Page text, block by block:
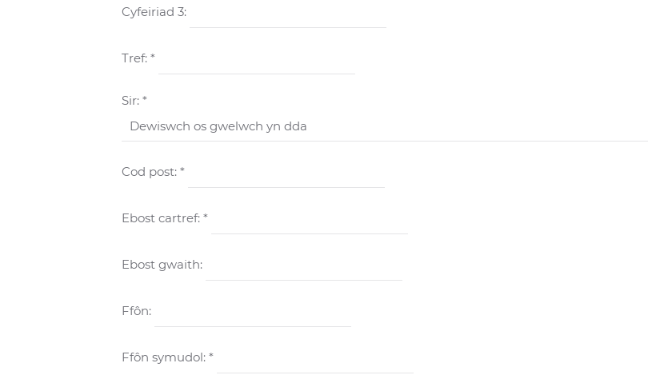
Cyfeiriad 3:
Tref: *
Sir: *
Cod post: *
Ebost cartref: *
Ebost gwaith:
Ffôn:
Ffôn symudol: *